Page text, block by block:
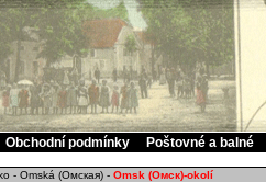
Obchodní podmínky Poštovné a balné
- Omská (Омская) - Omsk (Омск)-okolí